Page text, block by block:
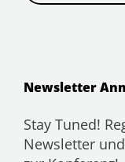
Newsletter
Stay Tuned!
Newsletter